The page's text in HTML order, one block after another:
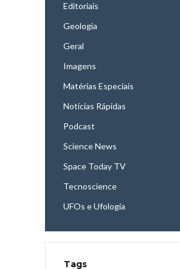
Editoriais
Geologia
Geral
Imagens
Matérias Especiais
Notícias Rápidas
Podcast
Science News
Space Today TV
Tecnoscience
UFOs e Ufologia
Tags